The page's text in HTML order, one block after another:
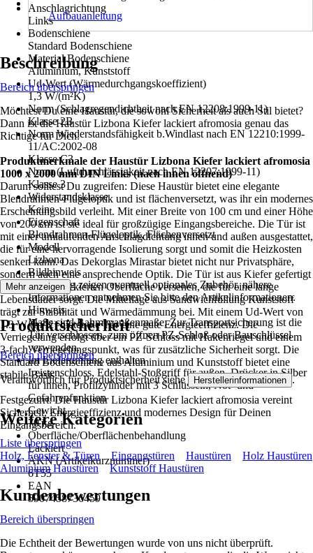
Anschlagrichtung
Links
Bodenschiene
Standard Bodenschiene
Material Bodenschiene
Aluminium, Kunststoff
Ud-Wert (Wärmedurchgangskoeffizient)
1,3 W/(m²K)
Norm (Schlagregendichtheit nach EN 12208:1999-11)
Klasse 2B
Norm Wiederstandsfähigkeit b.Windlast nach EN 12210:1999-
11/AC:2002-08
Klasse C3
Norm (Luftdurchlässigkeit nach EN 12207:1999-11)
Klasse 3
Widerstandsklasse
Keine
Eigenschaft
Blendrahmen-Flügeloptik, Flächenversetzt
Modell
Lizbona
Bildhinweis
Abbildung zeigen eventuell optionales Zubehör, nähere
Informationen entnehmen Sie bitte den Artikelinformationen.
Hinweis
Maße sind Rahmenaußenmaße, Zur Transportsicherung ist die
Tür verschlossen, zum öffnen PZ-Schloß oder Bauschlüssel
verwenden.
Im Lieferumfang enthalten
Leistenschloss, Edelstahl-Stoßgriff für außen, Drücker in Silber
für innen, Profilzylinder mit 3 Schlüsseln, Not- und
Gefahrenfunktion
Gewicht
70 kg
Oberfläche/Oberflächenbehandlung
Lackiert
AKN (Artikelkurznummer)
6T55
EAN
5907458736459
Aufbauanleitung
Beschreibung
Bereich überspringen
Möchtest Du eine Haustür, die sowohl Sicherheit als auch Stil bietet?
Dann ist die Haustür Lizbona Kiefer lackiert afromosia genau das
Richtige für Dich.
Produktmerkmale der Haustür Lizbona Kiefer lackiert afromosia
1000 x 2000 mm DIN Links (nach innen öffnend)
Darum solltest Du zugreifen: Diese Haustür bietet eine elegante
Blendrahmen-Flügeloptik und ist flächenversetzt, was ihr ein modernes
Erscheinungsbild verleiht. Mit einer Breite von 100 cm und einer Höhe
von 200 cm ist sie ideal für großzügige Eingangsbereiche. Die Tür ist
mit einer umlaufenden Anschlagdichtung innen und außen ausgestattet,
die für eine hervorragende Isolierung sorgt und somit die Heizkosten
senken kann. Das Dekorglas Mirastar bietet nicht nur Privatsphäre,
sondern auch eine ansprechende Optik. Die Tür ist aus Kiefer gefertigt
und mit einer lackierten Oberfläche versehen, die für eine lange
Lebensdauer sorgt. Die Mittellage aus Sandwichfüllung Kunststoff
trägt zur Stabilität und Wärmedämmung bei. Mit einem Ud-Wert von
1.3 W/(m²K) bietet die Tür eine gute Energieeffizienz. Die
Verriegelung erfolgt über ein PZ-Schloss mit Hakenriegel und einem
3-fach Verriegelungspunkt, was für zusätzliche Sicherheit sorgt. Die
Standard Bodenschiene aus Aluminium und Kunststoff bietet eine
stabile Basis.
Festgezurrt: Die Haustür Lizbona Kiefer lackiert afromosia vereint
Sicherheit, Energieeffizienz und modernes Design für Deinen
Eingangsbereich.
Mehr anzeigen
Produktsicherheit
Bereich überspringen
Verantwortlich für Produktsicherheit siehe Herstellerinformationen .
Weitere Kategorien
Liste überspringen
Holz, Fenster & Türen
Eingangstüren Haustüren
Holz Haustüren
Aluminium Haustüren
Kunststoff Haustüren
Kundenbewertungen
Bereich überspringen
Die Echtheit der Bewertungen wurde von uns nicht überprüft.